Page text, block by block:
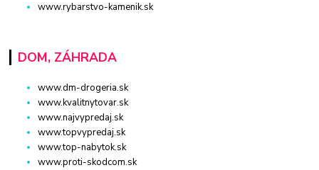
www.rybarstvo-kamenik.sk
DOM, ZÁHRADA
www.dm-drogeria.sk
www.kvalitnytovar.sk
www.najvypredaj.sk
www.topvypredaj.sk
www.top-nabytok.sk
www.proti-skodcom.sk